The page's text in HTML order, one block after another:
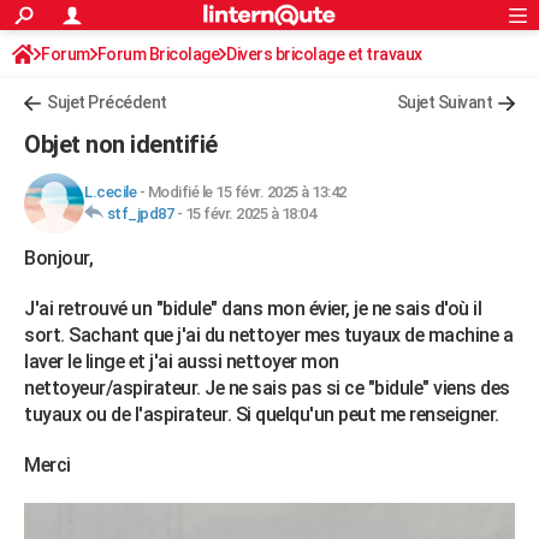
ACTUALITÉS
Politique
Société
Faits Divers
Education
Monde
Villes
+
FINANCE
Retraite
Impôts
Epargne
Immobilier
Risques naturels par ville
Banque
Assurance
Crédit
AUTO
Essais
Réserver un essai
Citadines
Berlines
SUV
Forum auto
+HIGH-TECH
Mobiles
Meilleur smartphone
Internet
Ordinateurs
Jeux vidéo
Guide high-tech
+
Forum
Aménagement intérieur
Extérieur
Cuisine
Salle de bains
Jardinage
Rangement
WEEK-END
Guides de France
Escapades
Patrimoine
Expositions
Musées
Week-end nature
+LIFESTYLE
Art de vivre
Bien-être
Loisirs
Mode
Modes de vie
SANTE
Rechercher
S'inscrire
Connexion
Forum Forum Bricolage Divers bricolage et travaux
Sujet Précédent Sujet Suivant
Objet non identifié
L.cecile- Modifié le 15 févr. 2025 à 13:42
stf_jpd87- 15 févr. 2025 à 18:04
Bonjour,
J'ai retrouvé un "bidule" dans mon évier, je ne sais d'où il
sort. Sachant que j'ai du nettoyer mes tuyaux de machine a
laver le linge et j'ai aussi nettoyer mon
nettoyeur/aspirateur. Je ne sais pas si ce "bidule" viens des
tuyaux ou de l'aspirateur. Si quelqu'un peut me renseigner.
Merci